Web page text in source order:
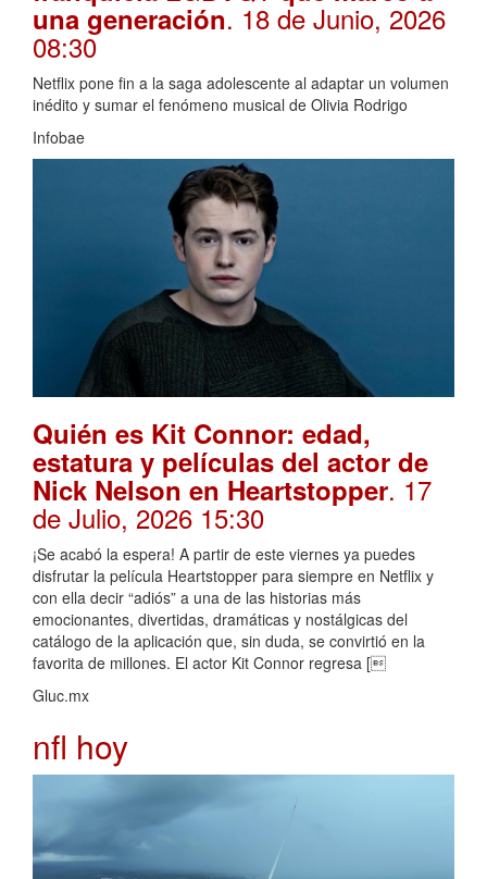
una generación. 18 de Junio, 2026
08:30
Netflix pone fin a la saga adolescente al adaptar un volumen
inédito y sumar el fenómeno musical de Olivia Rodrigo
Infobae
Quién es Kit Connor: edad,
estatura y películas del actor de
Nick Nelson en Heartstopper. 17
de Julio, 2026 15:30
¡Se acabó la espera! A partir de este viernes ya puedes
disfrutar la película Heartstopper para siempre en Netflix y
con ella decir “adiós” a una de las historias más
emocionantes, divertidas, dramáticas y nostálgicas del
catálogo de la aplicación que, sin duda, se convirtió en la
favorita de millones. El actor Kit Connor regresa [
Gluc.mx
nfl hoy